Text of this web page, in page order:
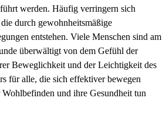
werden. Häufig verringern sich
durch gewohnheitsmäßige
entstehen. Viele Menschen sind am
überwältigt von dem Gefühl der
Beweglichkeit und der Leichtigkeit des
für alle, die sich effektiver bewegen
und ihre Gesundheit tun